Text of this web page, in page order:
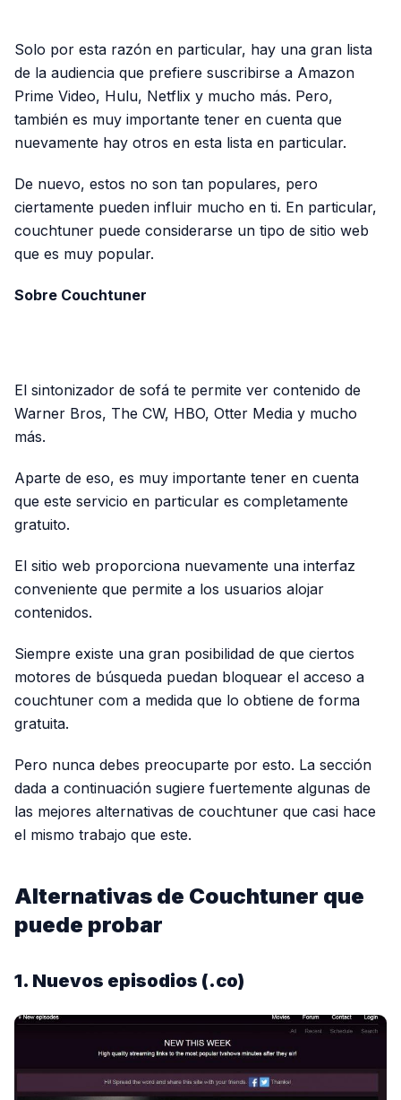
Solo por esta razón en particular, hay una gran lista
de la audiencia que prefiere suscribirse a Amazon
Prime Video, Hulu, Netflix y mucho más. Pero,
también es muy importante tener en cuenta que
nuevamente hay otros en esta lista en particular.
De nuevo, estos no son tan populares, pero
ciertamente pueden influir mucho en ti. En particular,
couchtuner puede considerarse un tipo de sitio web
que es muy popular.
Sobre Couchtuner
El sintonizador de sofá te permite ver contenido de
Warner Bros, The CW, HBO, Otter Media y mucho
más.
Aparte de eso, es muy importante tener en cuenta
que este servicio en particular es completamente
gratuito.
El sitio web proporciona nuevamente una interfaz
conveniente que permite a los usuarios alojar
contenidos.
Siempre existe una gran posibilidad de que ciertos
motores de búsqueda puedan bloquear el acceso a
couchtuner com a medida que lo obtiene de forma
gratuita.
Pero nunca debes preocuparte por esto. La sección
dada a continuación sugiere fuertemente algunas de
las mejores alternativas de couchtuner que casi hace
el mismo trabajo que este.
Alternativas de Couchtuner que
puede probar
1. Nuevos episodios (.co)